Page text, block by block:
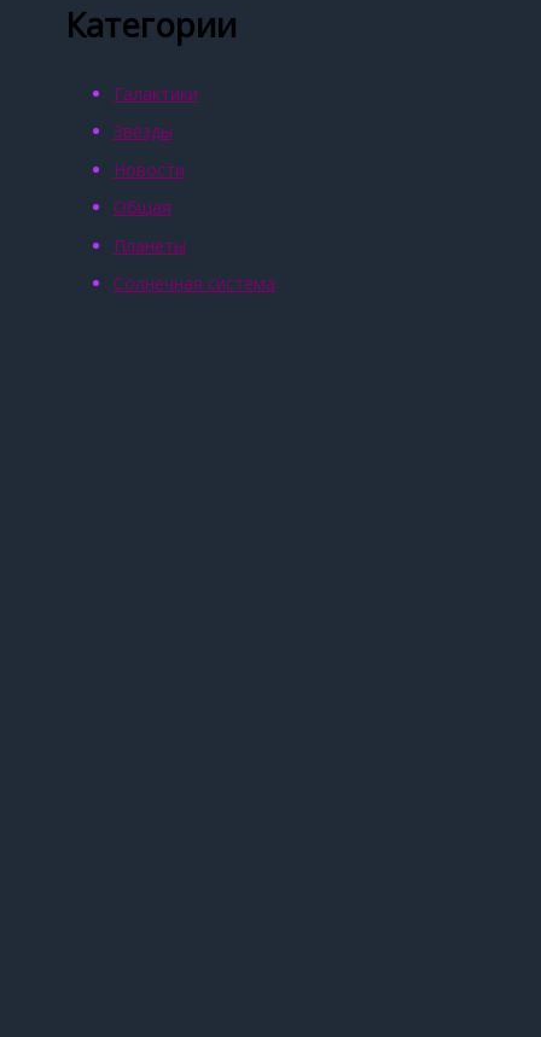
Категории
Галактики
Звёзды
Новости
Общая
Планеты
Солнечная система